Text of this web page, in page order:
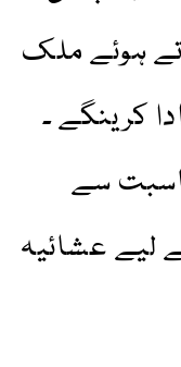
ہوئے ملک
کرینگے ۔
سے
لیے عشائیہ